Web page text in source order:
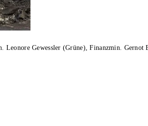
Gewessler (Grüne), Finanzmin.